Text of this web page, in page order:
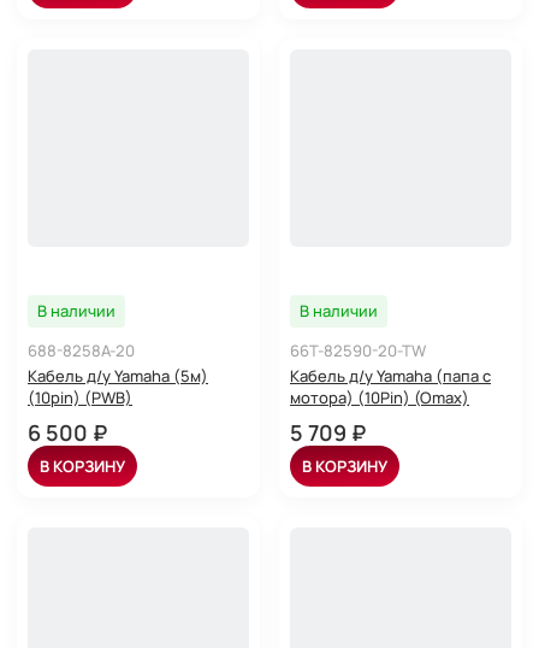
В наличии
688-8258A-20
Кабель д/у Yamaha (5м)
(10pin) (PWB)
6 500 ₽
В КОРЗИНУ
В наличии
66T-82590-20-TW
Кабель д/у Yamaha (папа с
мотора) (10Pin) (Omax)
5 709 ₽
В КОРЗИНУ